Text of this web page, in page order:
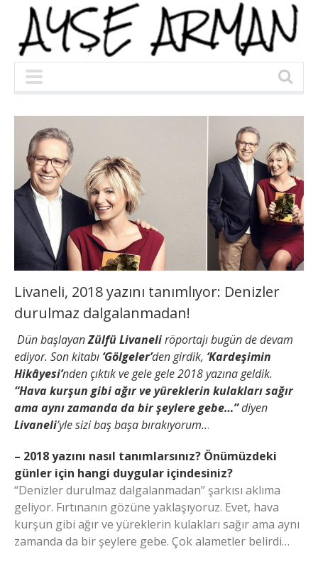
Livaneli, 2018 yazını tanımlıyor: Denizler
durulmaz dalgalanmadan!
Dün başlayanZülfü Livaneliröportajı bugün de devam
ediyor. Son kitabı ‘Gölgeler’den girdik, ‘Kardeşimin
Hikâyesi’nden çıktık ve gele gele 2018 yazına geldik.
“Hava kurşun gibi ağır ve yüreklerin kulakları sağır
ama aynı zamanda da bir şeylere gebe…”diyen
Livaneli’yle sizi baş başa bırakıyorum...
– 2018 yazını nasıl tanımlarsınız? Önümüzdeki
günler için hangi duygular içindesiniz?
“Denizler durulmaz dalgalanmadan” şarkısı aklıma
geliyor. Fırtınanın gözüne yaklaşıyoruz. Evet, hava
kurşun gibi ağır ve yüreklerin kulakları sağır ama aynı
zamanda da bir şeylere gebe. Çok alametler belirdi…